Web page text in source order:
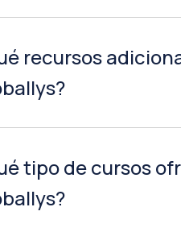
recursos
tipo de cursos